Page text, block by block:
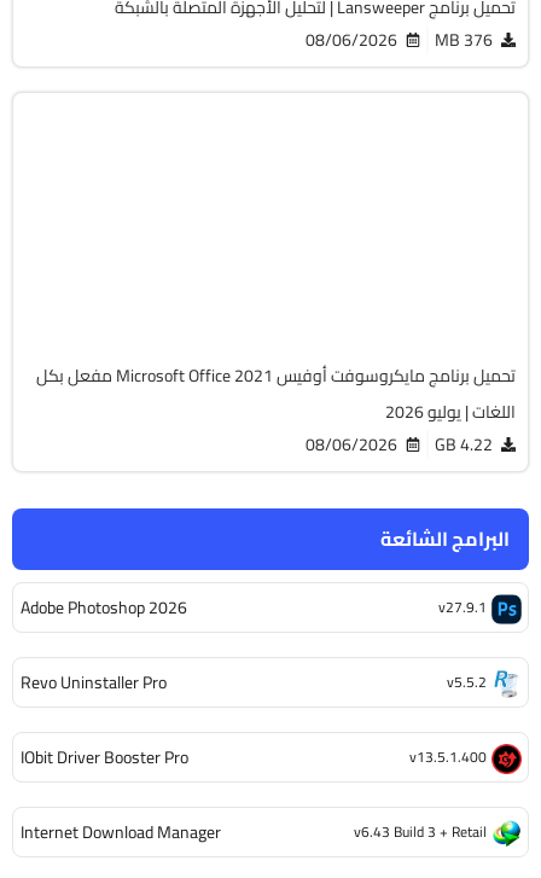
البرامج الشائعة
Adobe Photoshop 2026 v27.9.1
Revo Uninstaller Pro v5.5.2
IObit Driver Booster Pro v13.5.1.400
Internet Download Manager v6.43 Build 3 + Retail
تحميل برنامج Lansweeper | لتحليل الأجهزة المتصلة بالشبكة
376 MB
08/06/2026
تحميل برنامج مايكروسوفت أوفيس Microsoft Office 2021 مفعل بكل
اللغات | يوليو 2026
4.22 GB
08/06/2026